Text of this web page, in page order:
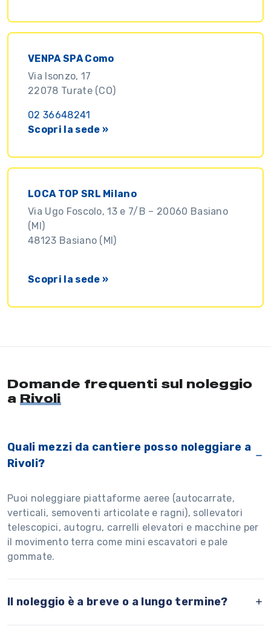
VENPA SPA Como
Via Isonzo, 17
22078 Turate (CO)
02 36648241
Scopri la sede »
LOCA TOP SRL Milano
Via Ugo Foscolo, 13 e 7/B – 20060 Basiano
(MI)
48123 Basiano (MI)
Scopri la sede »
Domande frequenti sul noleggio
a Rivoli
Quali mezzi da cantiere posso noleggiare a
Rivoli?
Puoi noleggiare piattaforme aeree (autocarrate,
verticali, semoventi articolate e ragni), sollevatori
telescopici, autogru, carrelli elevatori e macchine per
il movimento terra come mini escavatori e pale
gommate.
Il noleggio è a breve o a lungo termine?